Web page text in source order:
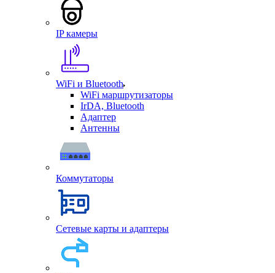
IP камеры
WiFi и Bluetooth
WiFi маршрутизаторы
IrDA, Bluetooth
Адаптер
Антенны
Коммутаторы
Сетевые карты и адаптеры